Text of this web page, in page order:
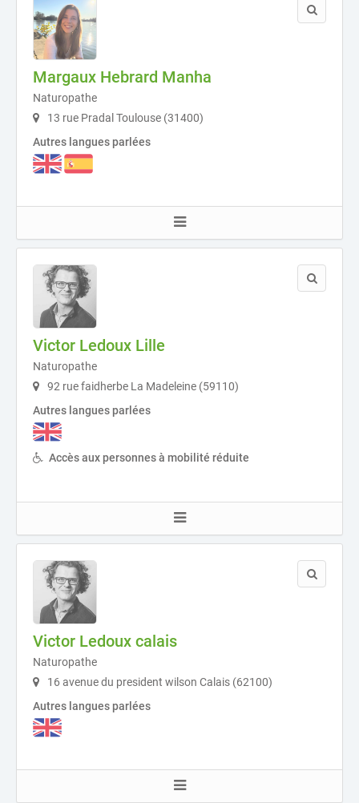
Margaux Hebrard Manha
Naturopathe
13 rue Pradal Toulouse (31400)
Autres langues parlées
Victor Ledoux Lille
Naturopathe
92 rue faidherbe La Madeleine (59110)
Autres langues parlées
Accès aux personnes à mobilité réduite
Victor Ledoux calais
Naturopathe
16 avenue du president wilson Calais (62100)
Autres langues parlées